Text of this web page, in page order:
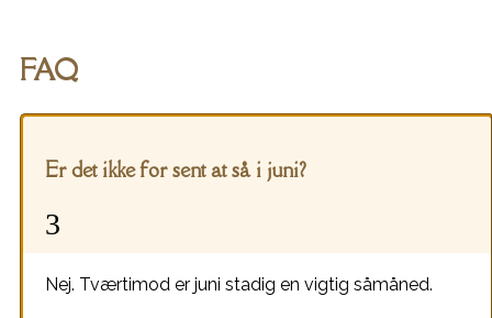
FAQ
Er det ikke for sent at så i juni?
Nej. Tværtimod er juni stadig en vigtig såmåned.